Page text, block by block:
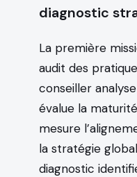
diagnostic
La première
audit des
conseiller
évalue la
mesure
la stratégie
diagnostic